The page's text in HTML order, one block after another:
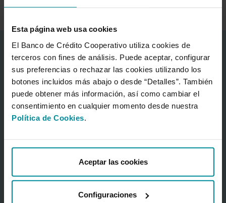
Esta página web usa cookies
El Banco de Crédito Cooperativo utiliza cookies de
terceros con fines de análisis. Puede aceptar, configurar
sus preferencias o rechazar las cookies utilizando los
botones incluidos más abajo o desde “Detalles”. También
puede obtener más información, así como cambiar el
consentimiento en cualquier momento desde nuestra
Política de Cookies
Aceptar las cookies
Configuraciones
Corporate information
About the Bank
Cajamar Financial Centre
Press Room
Frequently asked questions
Grupo Cooperativo Cajamar
Shareholders & investors
GCC Institutional presentation
Shareholders
Financial calendar